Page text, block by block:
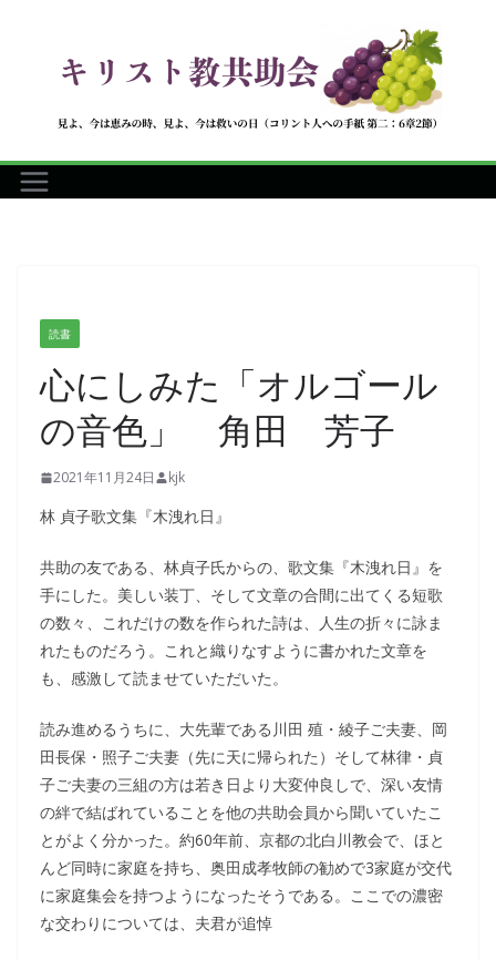
へ
ス
読書
心にしみた「オルゴール
の音色」 角田 芳子
2021年11月24日 kjk
林 貞子歌文集『木洩れ日』
共助の友である、林貞子氏からの、歌文集『木洩れ日』を
手にした。美しい装丁、そして文章の合間に出てくる短歌
の数々、これだけの数を作られた詩は、人生の折々に詠ま
れたものだろう。これと織りなすように書かれた文章を
も、感激して読ませていただいた。
読み進めるうちに、大先輩である川田 殖・綾子ご夫妻、岡
田長保・照子ご夫妻（先に天に帰られた）そして林律・貞
子ご夫妻の三組の方は若き日より大変仲良しで、深い友情
の絆で結ばれていることを他の共助会員から聞いていたこ
とがよく分かった。約60年前、京都の北白川教会で、ほと
んど同時に家庭を持ち、奥田成孝牧師の勧めで3家庭が交代
に家庭集会を持つようになったそうである。ここでの濃密
な交わりについては、夫君が追悼